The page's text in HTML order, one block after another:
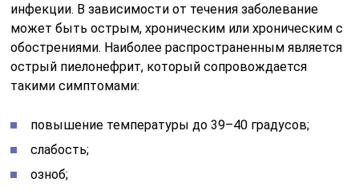
инфекции. В зависимости от течения заболевание
может быть острым, хроническим или хроническим с
обострениями. Наиболее распространенным является
острый пиелонефрит, который сопровождается
такими симптомами:
повышение температуры до 39–40 градусов;
слабость;
озноб;